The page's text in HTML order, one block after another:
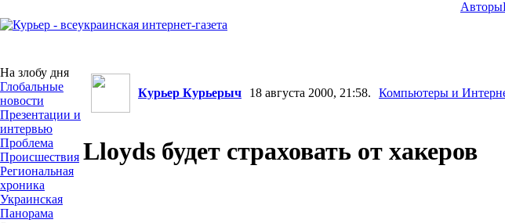
Авторы
На злобу дня
Глобальные
новости
Презентации и
интервью
Проблема
Происшествия
Региональная
хроника
Украинская
Панорама
Курьер Курьерыч 18 августа 2000, 21:58. Компьютеры и
Lloyds будет страховать от хакеров